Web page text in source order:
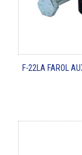
F-22LAFAROL